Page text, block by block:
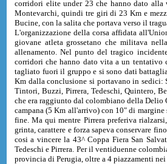
corridori elite under 23 che hanno dato alla
Montevarchi, quindi tre giri di 23 Km e
Bucine, con la salita che portava verso il
L'organizzazione della corsa affidata
giovane atleta grossetano che militava
allenamento. Nel punto del tragico
corridori che hanno dato vita a un
tagliato fuori il gruppo e si sono dati
Km dalla conclusione si portavano in sedici:
Tintori, Buzzi, Pirrera, Tedeschi, Quintero,
che era raggiunto dal colombiano della Delio
campana (5 Km all'arrivo) con 10" di
fine. Ma qui mentre Pirrera preferiva
grinta, carattere e forza sapeva conservare
cosi a vincere la 43^ Coppa Fiera San
Tedeschi e Pirrera. Per il ventiduenne
provincia di Perugia, oltre a 4 piazzamenti